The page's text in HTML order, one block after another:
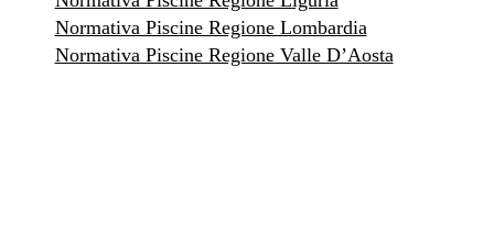
Normativa Piscine Regione Lombardia
Normativa Piscine Regione Valle D’Aosta